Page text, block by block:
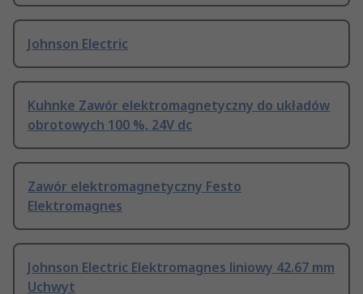
Johnson Electric
Kuhnke Zawór elektromagnetyczny do układów
obrotowych 100 %, 24V dc
Zawór elektromagnetyczny Festo
Elektromagnes
Johnson Electric Elektromagnes liniowy 42.67 mm
Uchwyt